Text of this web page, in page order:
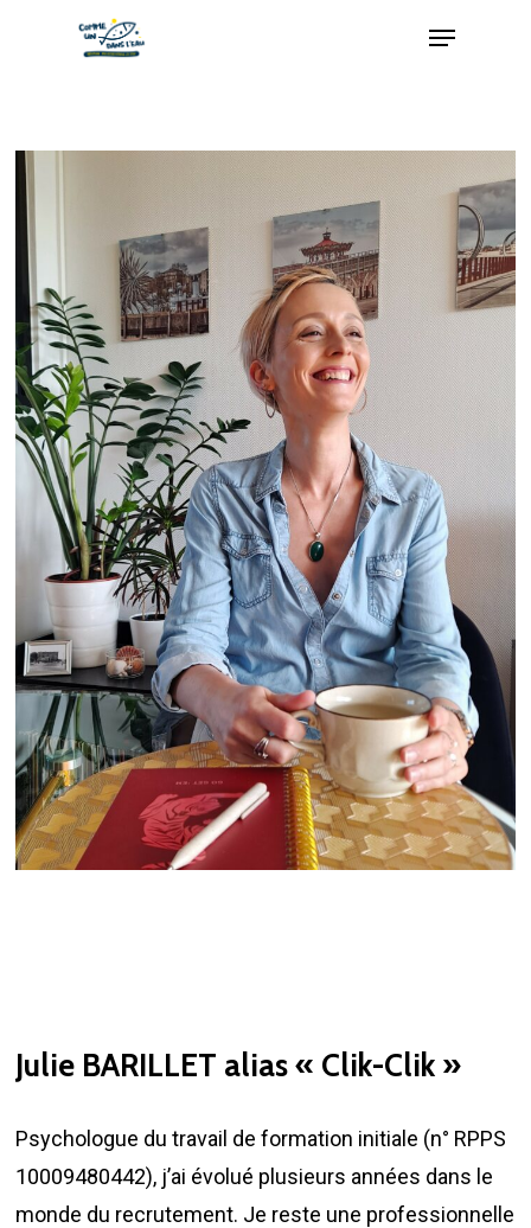
Julie BARILLET alias « Clik-Clik »
Psychologue du travail de formation initiale (n° RPPS
10009480442), j’ai évolué plusieurs années dans le
monde du recrutement. Je reste une professionnelle